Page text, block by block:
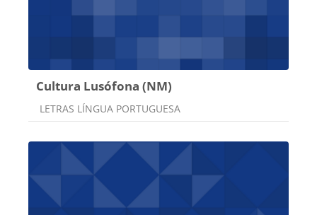
Cultura Lusófona (NM)
Categoria do curso
LETRAS LÍNGUA PORTUGUESA